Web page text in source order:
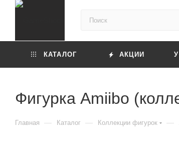
КАТАЛОГ АКЦИИ
Фигурка Amiibo
Главная — Каталог — Коллекции фигурок —